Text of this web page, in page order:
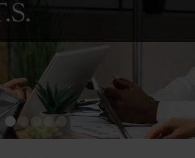
1 2 3 4 5